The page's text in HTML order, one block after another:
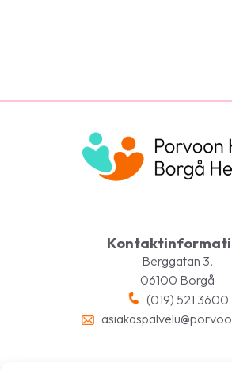
Berggatan 3,
06100 Borgå
(019) 521 3600